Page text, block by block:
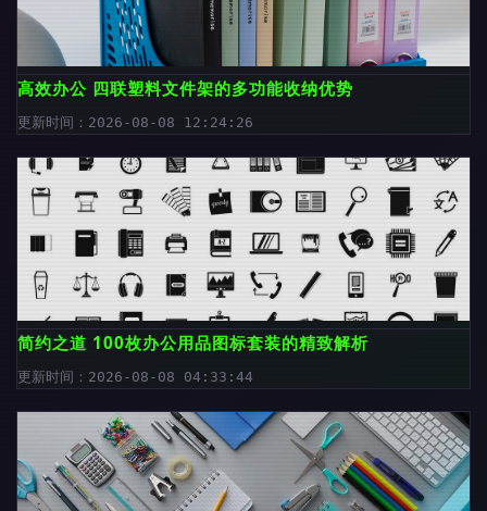
高效办公 四联塑料文件架的多功能收纳优势
更新时间：2026-08-08 12:24:26
简约之道 100枚办公用品图标套装的精致解析
更新时间：2026-08-08 04:33:44